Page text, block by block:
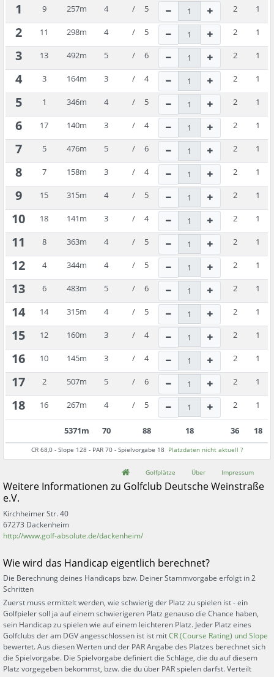
1 9 257m 4 / 5 2 1
2 11 298m 4 / 5 2 1
3 13 492m 5 / 6 2 1
4 3 164m 3 / 4 2 1
5 1 346m 4 / 5 2 1
6 17 140m 3 / 4 2 1
7 5 476m 5 / 6 2 1
8 7 158m 3 / 4 2 1
9 15 315m 4 / 5 2 1
10 18 141m 3 / 4 2 1
11 8 363m 4 / 5 2 1
12 4 344m 4 / 5 2 1
13 6 483m 5 / 6 2 1
14 14 315m 4 / 5 2 1
15 12 160m 3 / 4 2 1
16 10 145m 3 / 4 2 1
17 2 507m 5 / 6 2 1
18 16 267m 4 / 5 2 1
5371m 70 88 18 36 18
CR 68,0- Slope 128 - PAR 70- Spielvorgabe 18 Platzdaten nicht aktuell ?
Golfplätze Über Impressum
Weitere Informationen zu Golfclub Deutsche Weinstraße
e.V.
Kirchheimer Str. 40
67273 Dackenheim
http://www.golf-absolute.de/dackenheim/
Wie wird das Handicap eigentlich berechnet?
Die Berechnung deines Handicaps bzw. Deiner Stammvorgabe erfolgt in 2
Schritten
Zuerst muss ermittelt werden, wie schwierig der Platz zu spielen ist - ein
Golfpieler soll ja auf einem schwierigeren Platz genauso die Chance haben,
sein Handicap zu spielen wie auf einem leichteren Platz. Jeder Platz eines
Golfclubs der am DGV angesschlossen ist ist mitCR (Course Rating) und Slope
bewertet. Aus diesen Werten und der PAR Angabe des Platzes berechnet sich
die Spielvorgabe. Die Spielvorgabe definiert die Schläge, die du auf diesem
Platz vorgegeben bekommst, bzw. die du über PAR spielen darfst. Verteilt